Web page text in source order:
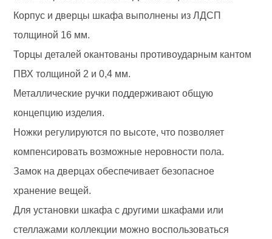
Корпус и дверцы шкафа выполнены из ЛДСП
толщиной 16 мм.
Торцы деталей окантованы противоударным кантом
ПВХ толщиной 2 и 0,4 мм.
Металлические ручки поддерживают общую
концепцию изделия.
Ножки регулируются по высоте, что позволяет
компенсировать возможные неровности пола.
Замок на дверцах обеспечивает безопасное
хранение вещей.
Для установки шкафа с другими шкафами или
стеллажами коллекции можно воспользоваться